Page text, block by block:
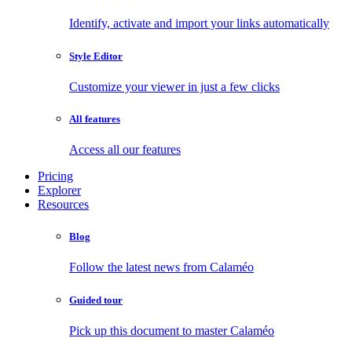
Identify, activate and import your links automatically
Style Editor
Customize your viewer in just a few clicks
All features
Access all our features
Pricing
Explorer
Resources
Blog
Follow the latest news from Calaméo
Guided tour
Pick up this document to master Calaméo